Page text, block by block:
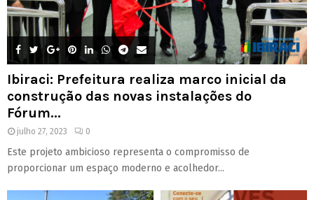
Ibiraci: Prefeitura realiza marco inicial da
construção das novas instalações do
Fórum...
julho 27, 2023 0
Este projeto ambicioso representa o compromisso de
proporcionar um espaço moderno e acolhedor...